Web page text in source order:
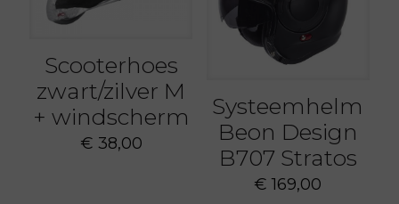
Scooterhoes
zwart/zilver M
+ windscherm
€ 38,00
Systeemhelm
Beon Design
B707 Stratos
€ 169,00